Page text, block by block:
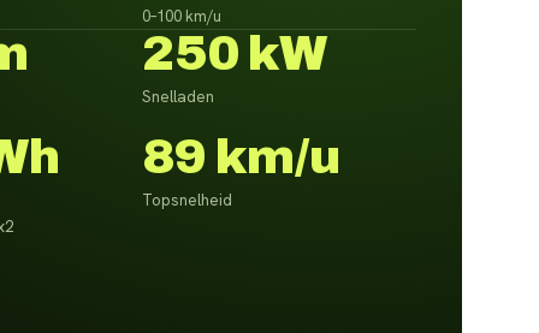
0–100 km/u
250 kW
Snelladen
89 km/u
Topsnelheid